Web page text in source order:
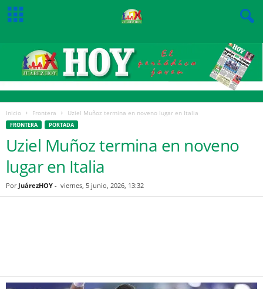
Inicio Frontera Uziel Muñoz termina en noveno lugar en Italia
FRONTERA PORTADA
Uziel Muñoz termina en noveno
lugar en Italia
Por JuárezHOY - viernes, 5 junio, 2026, 13:32